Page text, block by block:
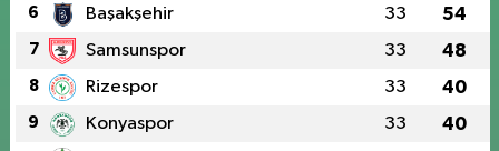
6 Başakşehir 33 54
7 Samsunspor 33 48
8 Rizespor 33 40
9 Konyaspor 33 40